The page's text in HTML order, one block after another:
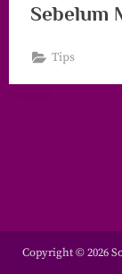
Sebelum
Tips
Copyright © 2026